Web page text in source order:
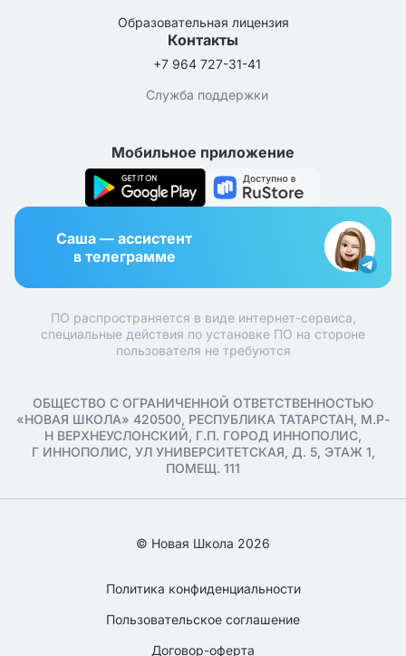
Образовательная лицензия
Контакты
+7 964 727-31-41
Служба поддержки
Мобильное приложение
Саша — ассистент
в телеграмме
ПО распространяется в виде интернет-сервиса,
специальные действия по установке ПО на стороне
пользователя не требуются
ОБЩЕСТВО С ОГРАНИЧЕННОЙ ОТВЕТСТВЕННОСТЬЮ
«НОВАЯ ШКОЛА» 420500, РЕСПУБЛИКА ТАТАРСТАН, М.Р-
Н ВЕРХНЕУСЛОНСКИЙ, Г.П. ГОРОД ИННОПОЛИС,
Г ИННОПОЛИС, УЛ УНИВЕРСИТЕТСКАЯ, Д. 5, ЭТАЖ 1,
ПОМЕЩ. 111
© Новая Школа 2026
Политика конфиденциальности
Пользовательское соглашение
Договор-оферта